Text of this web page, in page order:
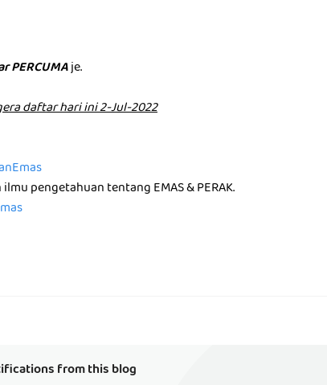
PERCUMAje.
daftar hari ini 2-Jul-2022
pengetahuan tentang EMAS & PERAK.
from this blog